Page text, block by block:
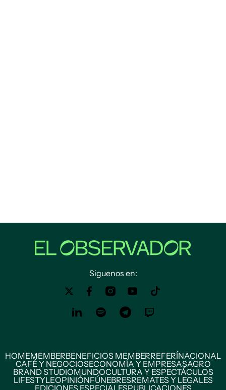
Siguenos en:
HOMEMEMBERBENEFICIOS MEMBERREFERÍNACIONAL
CAFÉ Y NEGOCIOSECONOMÍA Y EMPRESASAGRO
BRAND STUDIOMUNDOCULTURA Y ESPECTÁCULOS
LIFESTYLEOPINIÓNFÚNEBRESREMATES Y LEGALES
EDICIONES ESPECIALESPUBLICACIONES